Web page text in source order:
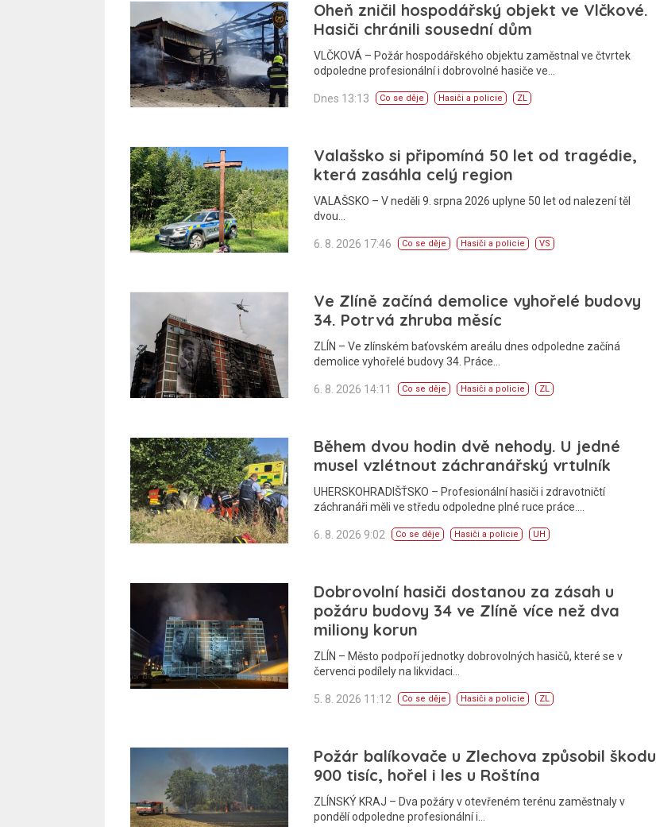
Oheň zničil hospodářský objekt ve Vlčkové.
Hasiči chránili sousední dům
VLČKOVÁ – Požár hospodářského objektu zaměstnal ve čtvrtek
odpoledne profesionální i dobrovolné hasiče ve…
Dnes 13:13 Co se děje Hasiči a policie ZL
Valašsko si připomíná 50 let od tragédie,
která zasáhla celý region
VALAŠSKO – V neděli 9. srpna 2026 uplyne 50 let od nalezení těl
dvou…
6. 8. 2026 17:46 Co se děje Hasiči a policie VS
Ve Zlíně začíná demolice vyhořelé budovy
34. Potrvá zhruba měsíc
ZLÍN – Ve zlínském baťovském areálu dnes odpoledne začíná
demolice vyhořelé budovy 34. Práce…
6. 8. 2026 14:11 Co se děje Hasiči a policie ZL
Během dvou hodin dvě nehody. U jedné
musel vzlétnout záchranářský vrtulník
UHERSKOHRADIŠŤSKO – Profesionální hasiči i zdravotničtí
záchranáři měli ve středu odpoledne plné ruce práce.…
6. 8. 2026 9:02 Co se děje Hasiči a policie UH
Dobrovolní hasiči dostanou za zásah u
požáru budovy 34 ve Zlíně více než dva
miliony korun
ZLÍN – Město podpoří jednotky dobrovolných hasičů, které se v
červenci podílely na likvidaci…
5. 8. 2026 11:12 Co se děje Hasiči a policie ZL
Požár balíkovače u Zlechova způsobil škodu
900 tisíc, hořel i les u Roštína
ZLÍNSKÝ KRAJ – Dva požáry v otevřeném terénu zaměstnaly v
pondělí odpoledne profesionální i…